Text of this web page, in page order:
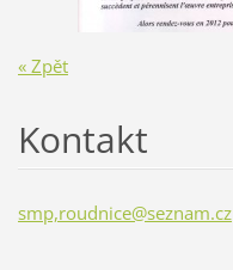
« Zpět
Kontakt
smp,roudnice@seznam.cz